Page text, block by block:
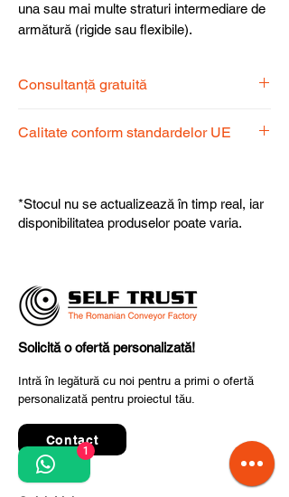
una sau mai multe straturi intermediare de
armătură (rigide sau flexibile).
Consultanță gratuită
dispoziție pentru a alege produsul
Calitate conform standardelor UE
fiabilitate și performanță superioară.
*Stocul nu se actualizează în timp real, iar
disponibilitatea produselor poate varia.
Solicită o ofertă personalizată!
Intră în legătură cu noi pentru a primi o ofertă
personalizată pentru proiectul tău.
Contact
1